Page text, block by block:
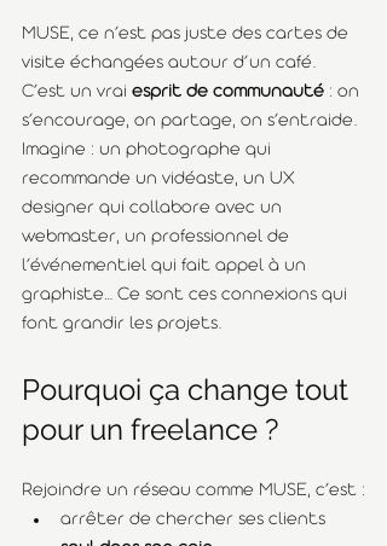
MUSE, ce n’est pas juste des cartes de
visite échangées autour d’un café.
C’est un vrai esprit de communauté : on
s’encourage, on partage, on s’entraide.
Imagine : un photographe qui
recommande un vidéaste, un UX
designer qui collabore avec un
webmaster, un professionnel de
l’événementiel qui fait appel à un
graphiste… Ce sont ces connexions qui
font grandir les projets.
Pourquoi ça change tout
pour un freelance ?
Rejoindre un réseau comme MUSE, c’est :
arrêter de chercher ses clients